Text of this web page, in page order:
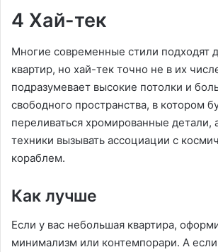
4 Хай-тек
Многие современные стили подходят
квартир, но хай-тек точно не в их
подразумевает высокие потолки и
свободного пространства, в котором
переливаться хромированные детали,
техники вызывать ассоциации с
кораблем.
Как лучше
Если у вас небольшая квартира,
минимализм или контемпорари. А если